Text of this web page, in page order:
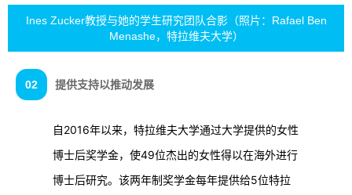
Ines Zucker教授与她的学生研究团队合影（照片：Rafael Ben
Menashe，特拉维夫大学）
02 提供支持以推动发展
自2016年以来，特拉维夫大学通过大学提供的女性
博士后奖学金，使49位杰出的女性得以在海外进行
博士后研究。该两年制奖学金每年提供给5位特拉